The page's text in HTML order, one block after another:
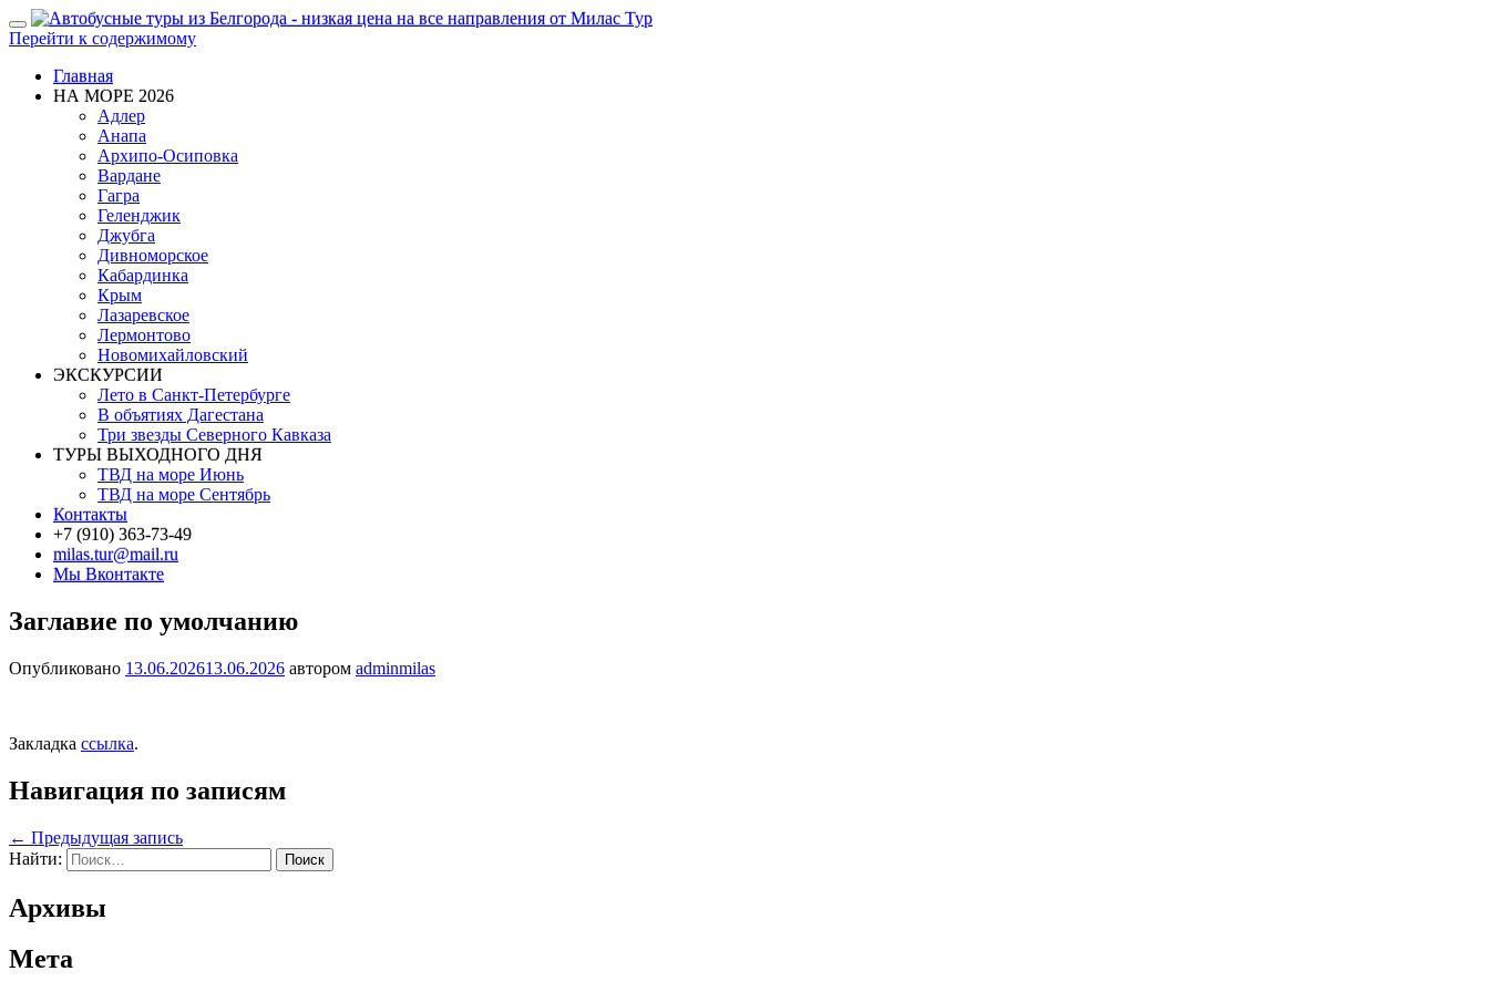
Показать/
Скрыть
навигацию
Перейти к содержимому
Главная
НА МОРЕ 2026
Адлер
Анапа
Архипо-Осиповка
Вардане
Гагра
Геленджик
Джубга
Дивноморское
Кабардинка
Крым
Лазаревское
Лермонтово
Новомихайловский
ЭКСКУРСИИ
Лето в Санкт-Петербурге
В объятиях Дагестана
Три звезды Северного Кавказа
ТУРЫ ВЫХОДНОГО ДНЯ
ТВД на море Июнь
ТВД на море Сентябрь
Контакты
+7 (910) 363-73-49
milas.tur@mail.ru
Мы Вконтакте
Заглавие по умолчанию
Опубликовано 13.06.202613.06.2026 автором adminmilas
Закладка ссылка.
Навигация по записям
← Предыдущая запись
Найти:
Архивы
Мета